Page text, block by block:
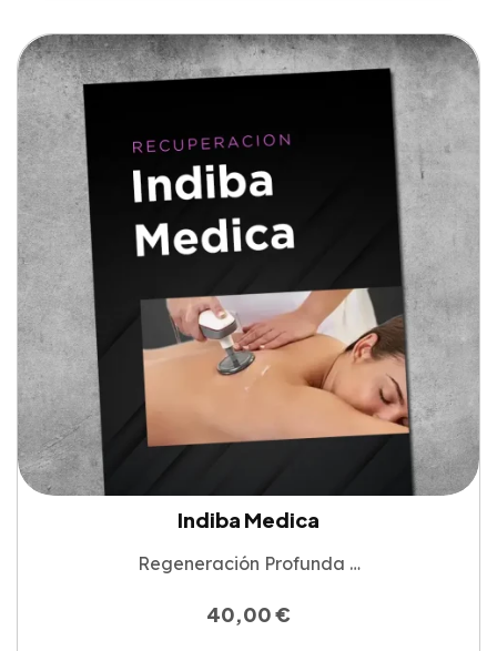
Indiba Medica
Regeneración Profunda …
40,00€